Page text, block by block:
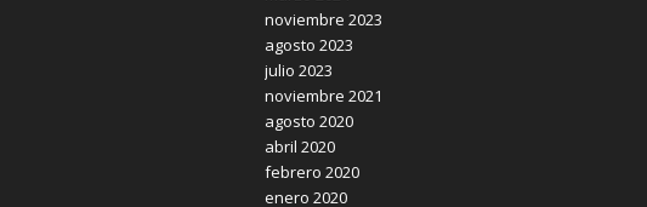
noviembre 2023
agosto 2023
julio 2023
noviembre 2021
agosto 2020
abril 2020
febrero 2020
enero 2020